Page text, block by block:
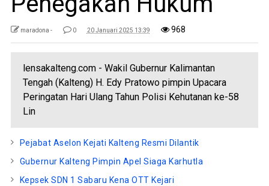
maradona - 0 20 Januari 2025 13:39 968
lensakalteng.com - Wakil Gubernur Kalimantan
Tengah (Kalteng) H. Edy Pratowo pimpin Upacara
Peringatan Hari Ulang Tahun Polisi Kehutanan ke-58
Lin
Pejabat Aselon Kejati Kalteng Resmi Dilantik
Gubernur Kalteng Pimpin Apel Siaga Karhutla
Kepsek SDN 1 Sabaru Kena OTT Kejari